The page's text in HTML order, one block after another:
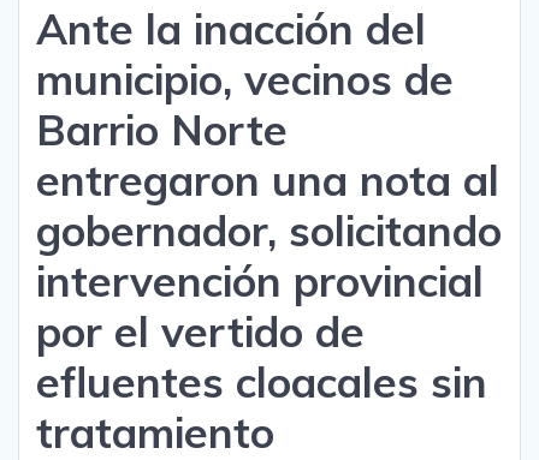
Ante la inacción del
municipio, vecinos de
Barrio Norte
entregaron una nota al
gobernador, solicitando
intervención provincial
por el vertido de
efluentes cloacales sin
tratamiento